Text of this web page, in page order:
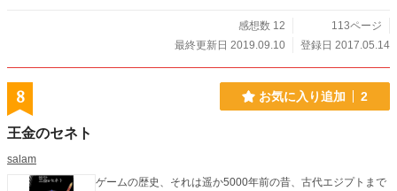
感想数 12
113ページ
最終更新日 2019.09.10
登録日 2017.05.14
8 お気に入り追加 2
王金のセネト
salam
ゲームの歴史、それは遥か5000年前の昔、古代エジプトまで